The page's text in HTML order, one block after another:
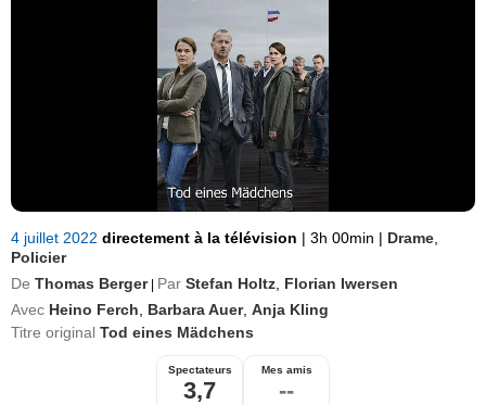
4 juillet 2022 directement à la télévision | 3h 00min | Drame
Policier
De Thomas Berger Par Stefan Holtz Florian Iwersen
Avec Heino Ferch Barbara Auer, Anja Kling
Titre original Tod eines Mädchens
Spectateurs
3,7
Mes amis
--